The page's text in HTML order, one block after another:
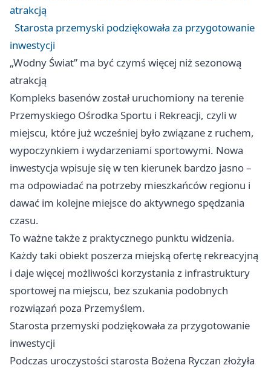
atrakcją
Starosta przemyski podziękowała za przygotowanie
inwestycji
„Wodny Świat” ma być czymś więcej niż sezonową
atrakcją
Kompleks basenów został uruchomiony na terenie
Przemyskiego Ośrodka Sportu i Rekreacji, czyli w
miejscu, które już wcześniej było związane z ruchem,
wypoczynkiem i wydarzeniami sportowymi. Nowa
inwestycja wpisuje się w ten kierunek bardzo jasno –
ma odpowiadać na potrzeby mieszkańców regionu i
dawać im kolejne miejsce do aktywnego spędzania
czasu.
To ważne także z praktycznego punktu widzenia.
Każdy taki obiekt poszerza miejską ofertę rekreacyjną
i daje więcej możliwości korzystania z infrastruktury
sportowej na miejscu, bez szukania podobnych
rozwiązań poza Przemyślem.
Starosta przemyski podziękowała za przygotowanie
inwestycji
Podczas uroczystości starosta Bożena Ryczan złożyła